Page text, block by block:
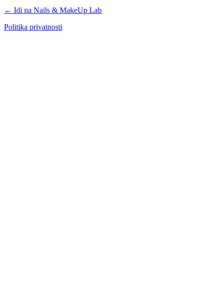
← Idi na Nails & MakeUp Lab
Politika privatnosti